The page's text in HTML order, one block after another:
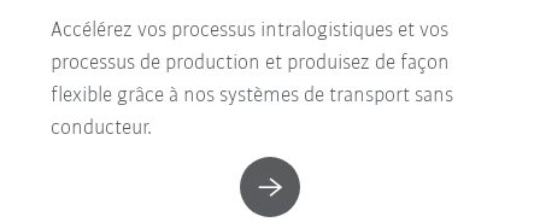
Accélérez vos processus intralogistiques et vos
processus de production et produisez de façon
flexible grâce à nos systèmes de transport sans
conducteur.